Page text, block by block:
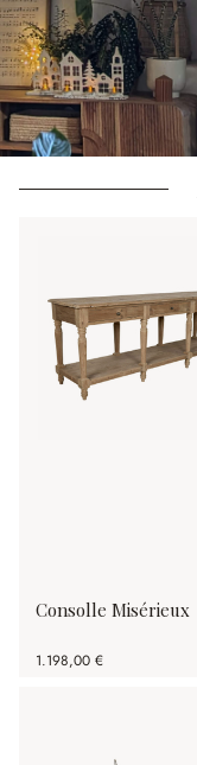
Consolle Misérieux
1.198,00 €